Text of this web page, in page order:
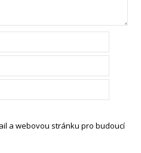
a webovou stránku pro budoucí